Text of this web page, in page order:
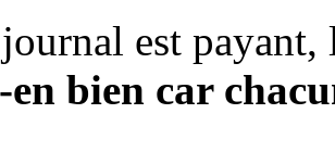
est payant,
bien car